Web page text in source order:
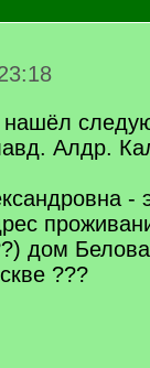
нашёл
Алдр.
-
дом
???